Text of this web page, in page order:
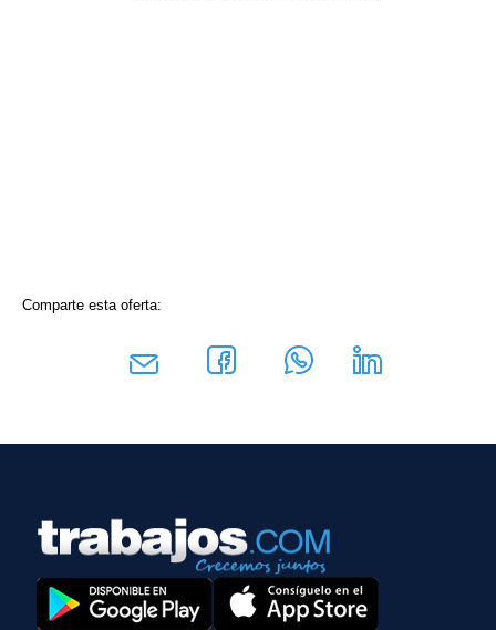
Comparte esta oferta: